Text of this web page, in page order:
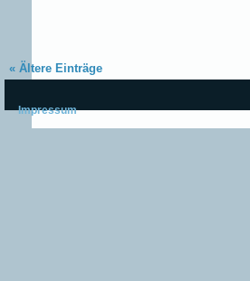
« Ältere Einträge
Impressum